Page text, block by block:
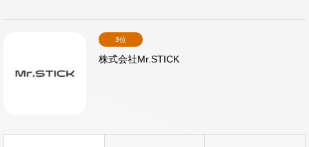
3位
株式会社Mr.STICK